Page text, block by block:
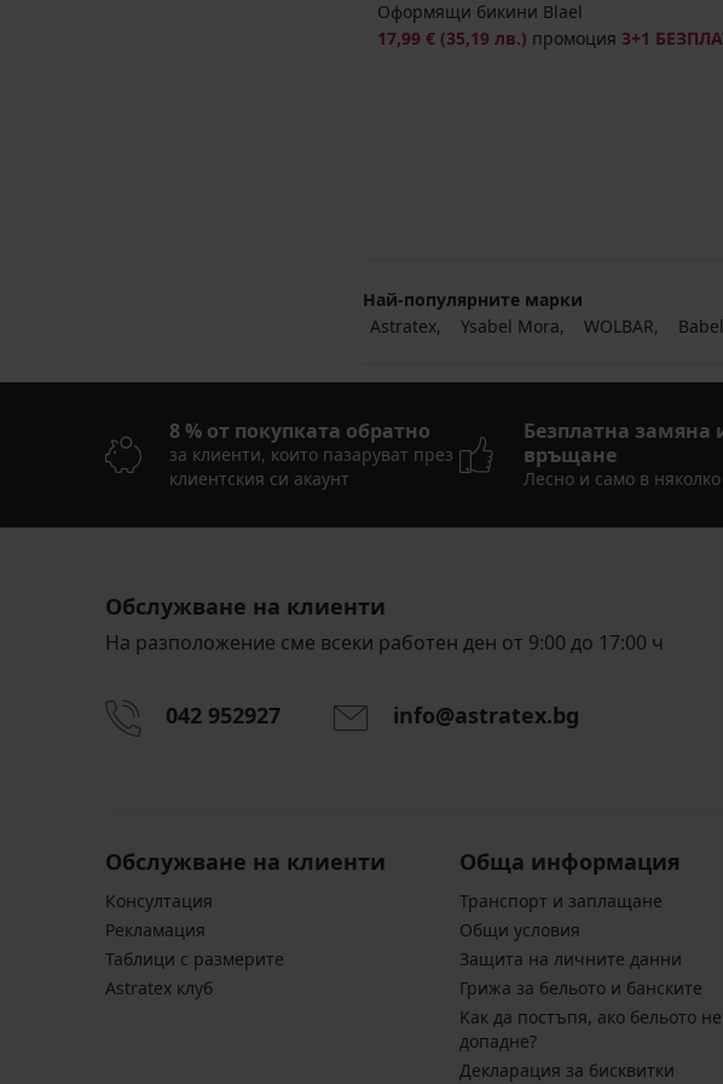
Оформящи бикини Blael
17,99 € (35,19 лв.) промоция 3+1
Най-популярните марки
Astratex
Ysabel Mora WOLBAR
8 % от покупката обратно
за клиенти, които пазаруват през
клиентския си акаунт
Безплатна замяна
връщане
Лесно и само в
Обслужване на клиенти
На разположение сме всеки работен ден от 9:00 до 17:00 ч
042 952927 info@astratex.bg
Обслужване на клиенти
Консултация
Pекламация
Таблици с размерите
Astratex клуб
Обща информация
Транспорт и заплащане
Общи условия
Защита на личните данни
Грижа за бельото и банските
Kак да постъпя, ако бельото
допадне?
Декларация за бисквитки